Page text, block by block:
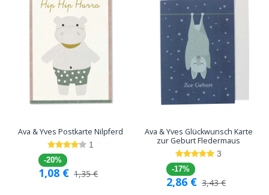
Ava & Yves Postkarte Nilpferd
1
-20%
1,08 € 1,35€
Ava & Yves Glückwunsch Karte
zur Geburt Fledermaus
3
-17%
2,86 € 3,43€